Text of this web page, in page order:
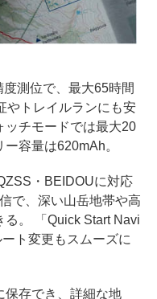
測位で、最大65時間
やトレイルランにも安
ッチモードでは最大20
容量は620mAh。
・BEIDOUに対応
で、深い山岳地帯や高
る。 「Quick Start Navi
ト変更もスムーズに
保存でき、詳細な地